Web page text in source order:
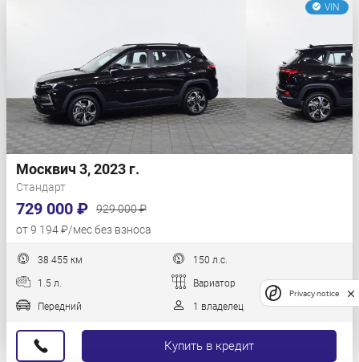
VIN
Москвич 3, 2023 г.
Стандарт
729 000 ₽
929 000 ₽
от 9 194 ₽/мес без взноса
38 455 км 150 л.с.
1.5 л. Вариатор
Передний 1 владелец
Купить в кредит
Privacy notice